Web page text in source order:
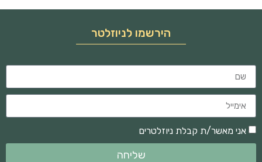
הירשמו לניוזלטר
אני מאשר/ת קבלת ניוזלטרים
שליחה